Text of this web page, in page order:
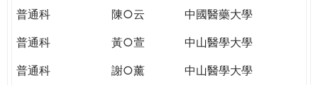
普通科
陳○云
中國醫藥大學
普通科
黃○萱
中山醫學大學
普通科
謝○薰
中山醫學大學